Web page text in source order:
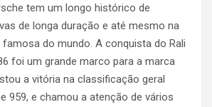
tem um longo histórico de
de longa duração e até mesmo na
famosa do mundo. A conquista do Rali
foi um grande marco para a marca
a vitória na classificação geral
959, e chamou a atenção de vários